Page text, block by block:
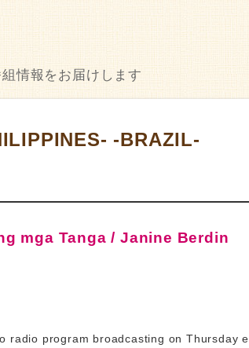
情報をお届けします
-BRAZIL-
mga Tanga / Janine Berdin
radio program broadcasting on Thursday e